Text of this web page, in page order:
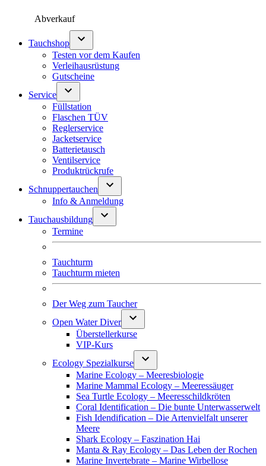
Abverkauf
Tauchshop
Testen vor dem Kaufen
Verleihausrüstung
Gutscheine
Service
Füllstation
Flaschen TÜV
Reglerservice
Jacketservice
Batterietausch
Ventilservice
Produktrückrufe
Schnuppertauchen
Info & Anmeldung
Tauchausbildung
Termine
Tauchturm
Tauchturm mieten
Der Weg zum Taucher
Open Water Diver
Überstellerkurse
VIP-Kurs
Ecology Spezialkurse
Marine Ecology – Meeresbiologie
Marine Mammal Ecology – Meeressäuger
Sea Turtle Ecology – Meeresschildkröten
Coral Identification – Die bunte Unterwasserwelt
Fish Idendification – Die Artenvielfalt unserer
Meere
Shark Ecology – Faszination Hai
Manta & Ray Ecology – Das Leben der Rochen
Marine Invertebrate – Marine Wirbellose